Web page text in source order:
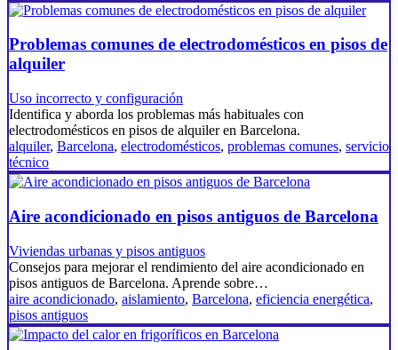
Problemas comunes de electrodomésticos en pisos de
alquiler
Uso incorrecto y configuración
Identifica y aborda los problemas más habituales con
electrodomésticos en pisos de alquiler en Barcelona.
alquiler, Barcelona, electrodomésticos, problemas comunes, servicio
técnico
Aire acondicionado en pisos antiguos de Barcelona
Viviendas urbanas y pisos antiguos
Consejos para mejorar el rendimiento del aire acondicionado en
pisos antiguos de Barcelona. Aprende sobre…
aire acondicionado, aislamiento, Barcelona, eficiencia energética,
pisos antiguos